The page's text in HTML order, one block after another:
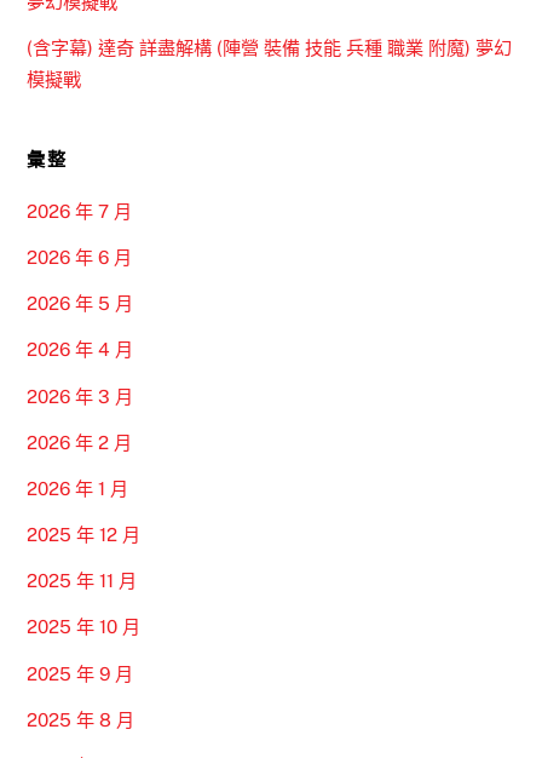
(含字幕) 達奇 詳盡解構 (陣營 裝備 技能 兵種 職業 附魔) 夢幻
模擬戰
彙整
2026 年 7 月
2026 年 6 月
2026 年 5 月
2026 年 4 月
2026 年 3 月
2026 年 2 月
2026 年 1 月
2025 年 12 月
2025 年 11 月
2025 年 10 月
2025 年 9 月
2025 年 8 月